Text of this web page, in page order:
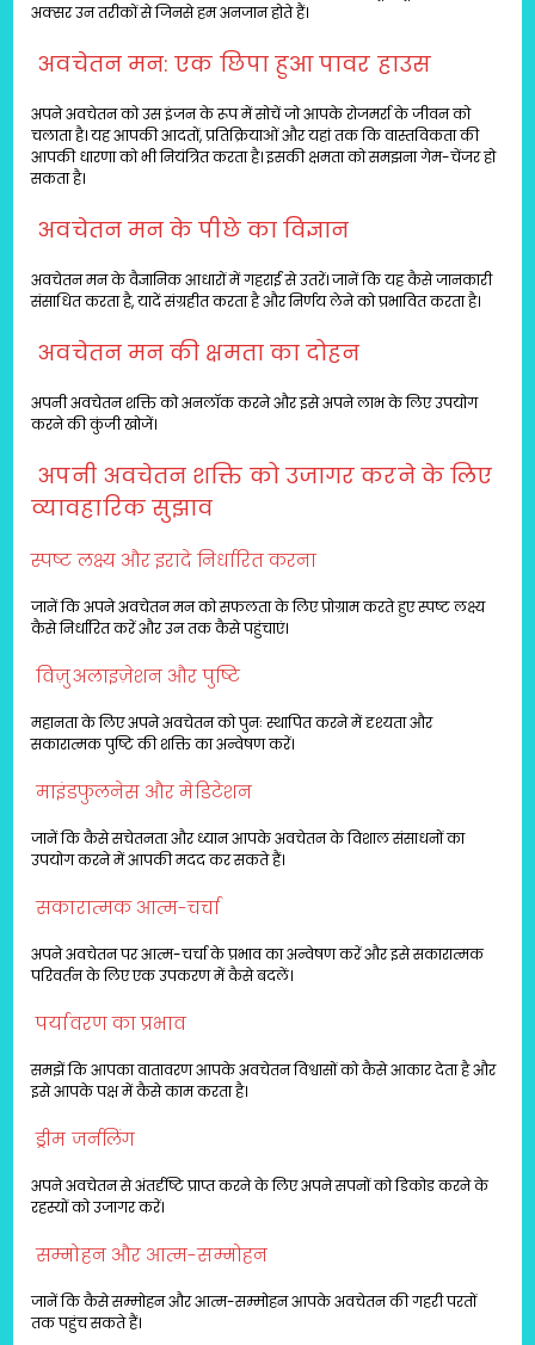
अक्सर उन तरीकों से जिनसे हम अनजान होते हैं।
अवचेतन मन: एक छिपा हुआ पावर हाउस
अपने अवचेतन को उस इंजन के रूप में सोचें जो आपके रोजमर्रा के जीवन को
चलाता है। यह आपकी आदतों, प्रतिक्रियाओं और यहां तक ​​कि वास्तविकता की
आपकी धारणा को भी नियंत्रित करता है। इसकी क्षमता को समझना गेम-चेंजर हो
सकता है।
अवचेतन मन के पीछे का विज्ञान
अवचेतन मन के वैज्ञानिक आधारों में गहराई से उतरें। जानें कि यह कैसे जानकारी
संसाधित करता है, यादें संग्रहीत करता है और निर्णय लेने को प्रभावित करता है।
अवचेतन मन की क्षमता का दोहन
अपनी अवचेतन शक्ति को अनलॉक करने और इसे अपने लाभ के लिए उपयोग
करने की कुंजी खोजें।
अपनी अवचेतन शक्ति को उजागर करने के लिए
व्यावहारिक सुझाव
स्पष्ट लक्ष्य और इरादे निर्धारित करना
जानें कि अपने अवचेतन मन को सफलता के लिए प्रोग्राम करते हुए स्पष्ट लक्ष्य
कैसे निर्धारित करें और उन तक कैसे पहुंचाएं।
विज़ुअलाइज़ेशन और पुष्टि
महानता के लिए अपने अवचेतन को पुनः स्थापित करने में दृश्यता और
सकारात्मक पुष्टि की शक्ति का अन्वेषण करें।
माइंडफुलनेस और मेडिटेशन
जानें कि कैसे सचेतनता और ध्यान आपके अवचेतन के विशाल संसाधनों का
उपयोग करने में आपकी मदद कर सकते हैं।
सकारात्मक आत्म-चर्चा
अपने अवचेतन पर आत्म-चर्चा के प्रभाव का अन्वेषण करें और इसे सकारात्मक
परिवर्तन के लिए एक उपकरण में कैसे बदलें।
पर्यावरण का प्रभाव
समझें कि आपका वातावरण आपके अवचेतन विश्वासों को कैसे आकार देता है और
इसे आपके पक्ष में कैसे काम करता है।
ड्रीम जर्नलिंग
अपने अवचेतन से अंतर्दृष्टि प्राप्त करने के लिए अपने सपनों को डिकोड करने के
रहस्यों को उजागर करें।
सम्मोहन और आत्म-सम्मोहन
जानें कि कैसे सम्मोहन और आत्म-सम्मोहन आपके अवचेतन की गहरी परतों
तक पहुंच सकते हैं।